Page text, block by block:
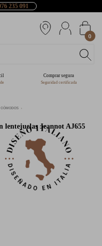
235 091
0
Comprar segura
Seguridad certificada
lentejuelas Jeannot AJ655